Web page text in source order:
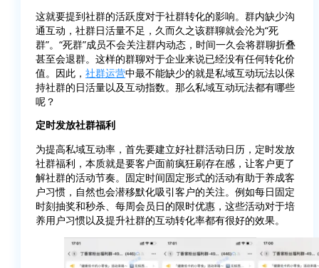
这就要提到社群的活跃度对于社群转化的影响。群内缺少沟
通互动，社群日活量不足，久而久之该群聊就会沦为“死
群”。“死群”成员不会关注群内动态，时间一久会将群聊折叠
甚至会退群。这样的群聊对于企业来说已经没有任何转化价
值。因此， 社群运营中最不能缺少的就是私域互动玩法以保
持社群的日活量以及互动指数。那么私域互动玩法都有哪些
呢？
定时发放社群福利
为提高私域互动率，首先要建立好社群活动日历，定时发放
社群福利，本质就是要客户面前疯狂刷存在感，让客户更了
解社群的活动节奏。固定时间固定形式的活动有助于养成客
户习惯，自然也会潜移默化吸引客户的关注。例如每日固定
时刻抽奖和秒杀、每周会员日的限时优惠，这些活动对于培
养用户习惯以及提升社群的互动转化率都有很好的效果。